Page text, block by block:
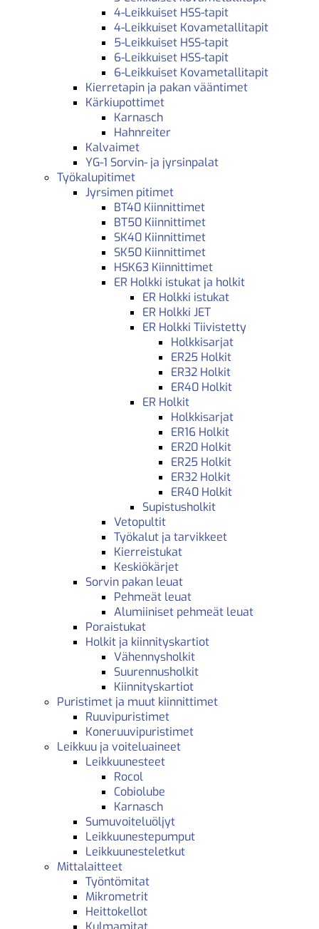
4-Leikkuiset HSS-tapit
4-Leikkuiset Kovametallitapit
5-Leikkuiset HSS-tapit
6-Leikkuiset HSS-tapit
6-Leikkuiset Kovametallitapit
Kierretapin ja pakan vääntimet
Kärkiupottimet
Karnasch
Hahnreiter
Kalvaimet
YG-1 Sorvin- ja jyrsinpalat
Työkalupitimet
Jyrsimen pitimet
BT40 Kiinnittimet
BT50 Kiinnittimet
SK40 Kiinnittimet
SK50 Kiinnittimet
HSK63 Kiinnittimet
ER Holkki istukat ja holkit
ER Holkki istukat
ER Holkki JET
ER Holkki Tiivistetty
Holkkisarjat
ER25 Holkit
ER32 Holkit
ER40 Holkit
ER Holkit
Holkkisarjat
ER16 Holkit
ER20 Holkit
ER25 Holkit
ER32 Holkit
ER40 Holkit
Supistusholkit
Vetopultit
Työkalut ja tarvikkeet
Kierreistukat
Keskiökärjet
Sorvin pakan leuat
Pehmeät leuat
Alumiiniset pehmeät leuat
Poraistukat
Holkit ja kiinnityskartiot
Vähennysholkit
Suurennusholkit
Kiinnityskartiot
Puristimet ja muut kiinnittimet
Ruuvipuristimet
Koneruuvipuristimet
Leikkuu ja voiteluaineet
Leikkuunesteet
Rocol
Cobiolube
Karnasch
Sumuvoiteluöljyt
Leikkuunestepumput
Leikkuunesteletkut
Mittalaitteet
Työntömitat
Mikrometrit
Heittokellot